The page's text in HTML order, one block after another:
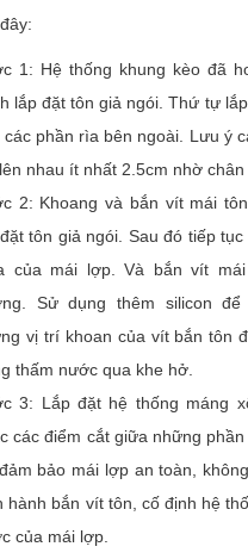
1: Hệ thống khung kèo đã
lắp đặt tôn giả ngói. Thứ tự
các phần rìa bên ngoài. Lưu ý
nhau ít nhất 2.5cm nhờ
2: Khoang và bắn vít mái
tôn giả ngói. Sau đó tiếp
của mái lợp. Và bắn vít
Sử dụng thêm silicon
vị trí khoan của vít bắn tôn
thấm nước qua khe hở.
3: Lắp đặt hệ thống máng
các điểm cắt giữa những
bảo mái lợp an toàn,
hành bắn vít tôn, cố định hệ
của mái lợp.